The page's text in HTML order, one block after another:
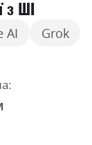
з ШІ
AI Grok